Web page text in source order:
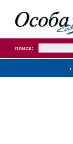
поиск: